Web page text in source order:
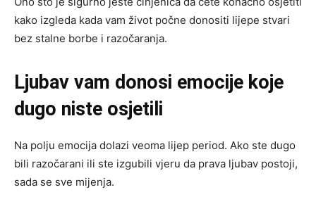
kako izgleda kada vam život počne donositi lijepe stvari
bez stalne borbe i razočaranja.
Ljubav vam donosi emocije koje
dugo niste osjetili
Na polju emocija dolazi veoma lijep period. Ako ste dugo
bili razočarani ili ste izgubili vjeru da prava ljubav postoji,
sada se sve mijenja.